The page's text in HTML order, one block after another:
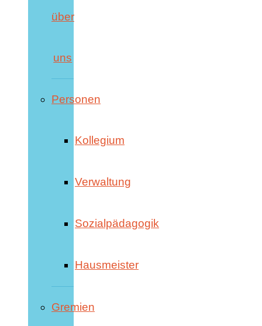
über
uns
Personen
Kollegium
Verwaltung
Sozialpädagogik
Hausmeister
Gremien